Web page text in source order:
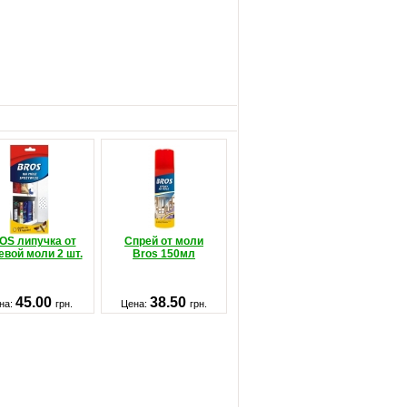
липучка от
моли 2 шт.
Спрей от моли
Bros 150мл
45.00 грн. Цена: 38.50 грн.